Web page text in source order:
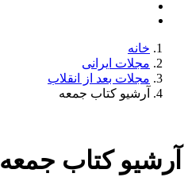
خانه
مجلات ایرانی
مجلات بعد از انقلاب
آرشیو کتاب جمعه
آرشیو کتاب جمعه